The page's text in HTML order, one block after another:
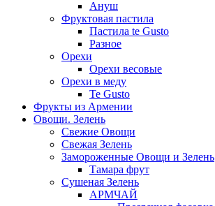
Ануш
Фруктовая пастила
Пастила te Gusto
Разное
Орехи
Орехи весовые
Орехи в меду
Te Gusto
Фрукты из Армении
Овощи. Зелень
Свежие Овощи
Свежая Зелень
Замороженные Овощи и Зелень
Тамара фрут
Сушеная Зелень
АРМЧАЙ